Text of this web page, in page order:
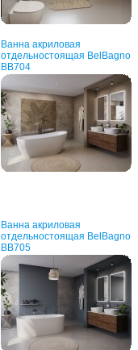
Ванна акриловая
отдельностоящая BelBagno
BB704
Ванна акриловая
отдельностоящая BelBagno
BB705